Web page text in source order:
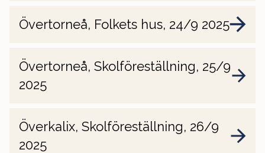
Övertorneå, Folkets hus, 24/9 2025
Övertorneå, Skolföreställning, 25/9
2025
Överkalix, Skolföreställning, 26/9
2025